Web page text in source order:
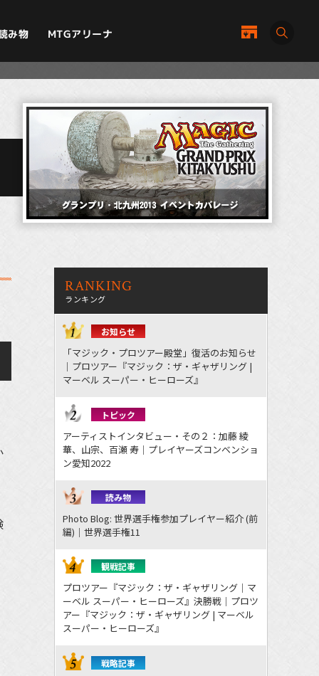
み物 MTGアリーナ
RANKING
ランキング
お知らせ
「マジック・プロツアー殿堂」復活のお知らせ
｜プロツアー『マジック：ザ・ギャザリング |
マーベル スーパー・ヒーローズ』
トピック
アーティストインタビュー・その２：加藤 綾
華、山宗、百瀬 寿｜プレイヤーズコンベンショ
ン愛知2022
読み物
Photo Blog: 世界選手権参加プレイヤー紹介 (前
編)｜世界選手権11
観戦記事
プロツアー『マジック：ザ・ギャザリング｜マ
ーベル スーパー・ヒーローズ』決勝戦｜プロツ
アー『マジック：ザ・ギャザリング | マーベル
スーパー・ヒーローズ』
戦略記事